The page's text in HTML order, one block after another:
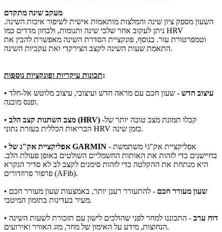
מעקב שינה מתקדם
השעון מספק ציון שינה והמלצות מותאמות אישית לשיפור איכות השינה.
ניתן לעקוב אחר שלבי שינה ותנומות, ולבחון מדדים כמו HRV
וטמפרטורת עור. בנוסף, פונקציית הסדרת השינה מאפשרת להבין את
התאמת שעות השינה לקצב הצירקדי ואת עקביות השינה.
תכונות עיקריות ופונקציות נוספות:
• עיצוב חדש - שעון חכם עם מראה חדש ועיצובי, עיצוב מלוטש אל-חלד
ופנס מובנה.
• מצב השתנות קצב הלב (HRV) -קבלו תמונת מצב טובה יותר של
הבריאות הכללית בעזרת נתוני HRV בזמן שינה.
• אפליקציית אק"ג של GARMIN - אפליקציית אק"ג¹ משתמשת
בחיישנים כדי לזהות את האותות החשמליים השולטים באופן פעולת הלב.
היא מנתחת את ההקלטה כדי לזהות סימנים לקצב לב לא סדיר הנקרא
פרפור פרוזדורים (AFib).
• שעון מעורר חכם - להתעורר רענן יותר, באמצעות שעון מעורר חכם
מעיר בעדינות בתזמון המיטבי.
• דוח ערב - התכוננו למחר לפני שהולכים לישון עם תזכורת לשעות השינה
הנחוצות, מידע על האימון של מחר, מזג האוויר ואירועים.